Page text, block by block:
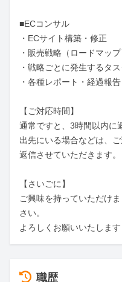
■ECコンサル
・ECサイト構築・修正
・販売戦略（ロードマッ
・戦略ごとに発生するタ
・各種レポート・経過報告
【ご対応時間】
通常ですと、3時間以内に
出先にいる場合などは、
返信させていただきます。
【さいごに】
ご興味を持っていただけ
さい。
よろしくお願いいたします
職歴